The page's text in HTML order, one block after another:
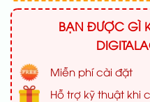
BẠN ĐƯỢC GÌ
Miễn phí cài đặt
Hỗ trợ kỹ thuật khi